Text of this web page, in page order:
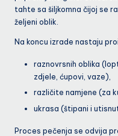
tahte sa šiljkomna čijoj se
željeni oblik.
Na koncu izrade nastaju
raznovrsnih oblika
zdjele, ćupovi, vaze),
različite namjene (za
ukrasa (štipani i
Proces pečenja se odvija